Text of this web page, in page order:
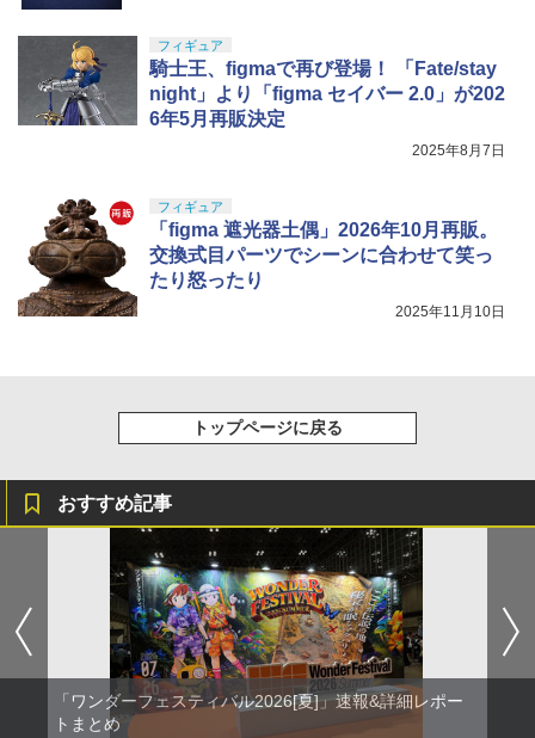
フィギュア
騎士王、figmaで再び登場！ 「Fate/stay
night」より「figma セイバー 2.0」が202
6年5月再販決定
2025年8月7日
フィギュア
「figma 遮光器土偶」2026年10月再販。
交換式目パーツでシーンに合わせて笑っ
たり怒ったり
2025年11月10日
トップページに戻る
おすすめ記事
「ワンダーフェスティバル2026[夏]」速報&詳細レポー
トまとめ